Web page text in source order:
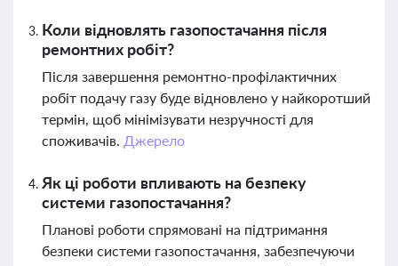
Коли відновлять газопостачання після
ремонтних робіт?
Після завершення ремонтно-профілактичних
робіт подачу газу буде відновлено у найкоротший
термін, щоб мінімізувати незручності для
споживачів. Джерело
Як ці роботи впливають на безпеку
системи газопостачання?
Планові роботи спрямовані на підтримання
безпеки системи газопостачання, забезпечуючи